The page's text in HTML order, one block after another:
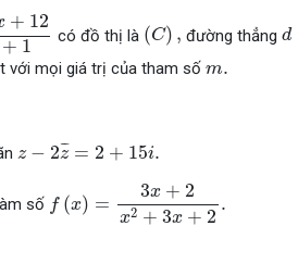
+ 12
+ 1
x +1
có đồ thị là (C) ,
(C), đường thẳngd
d
với mọi giá trị của tham số m.
m.
z − 2¯¯
z = 2 + 15i.
z¯ +15 .
số f (x) =
3x + 2
x2 + 3x + 2
.
2+ 3 +